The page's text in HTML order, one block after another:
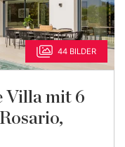
44 BILDER
Villa mit 6